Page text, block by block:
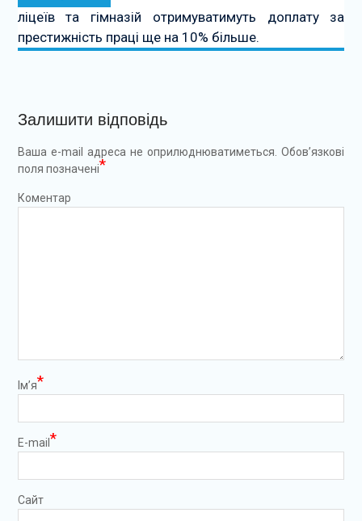
ліцеїв та гімназій отримуватимуть доплату за
престижність праці ще на 10% більше.
Залишити відповідь
Ваша e-mail адреса не оприлюднюватиметься. Обов’язкові
поля позначені*
Коментар
Ім’я*
E-mail *
Сайт